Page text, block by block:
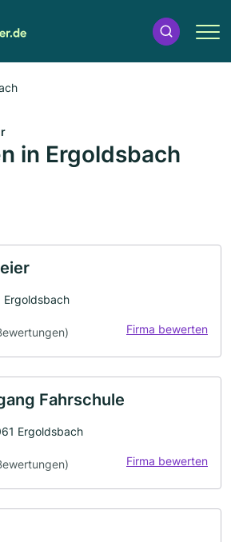
in Ergoldsbach
Ergoldsbach
Firma bewerten
Fahrschule
Ergoldsbach
Firma bewerten